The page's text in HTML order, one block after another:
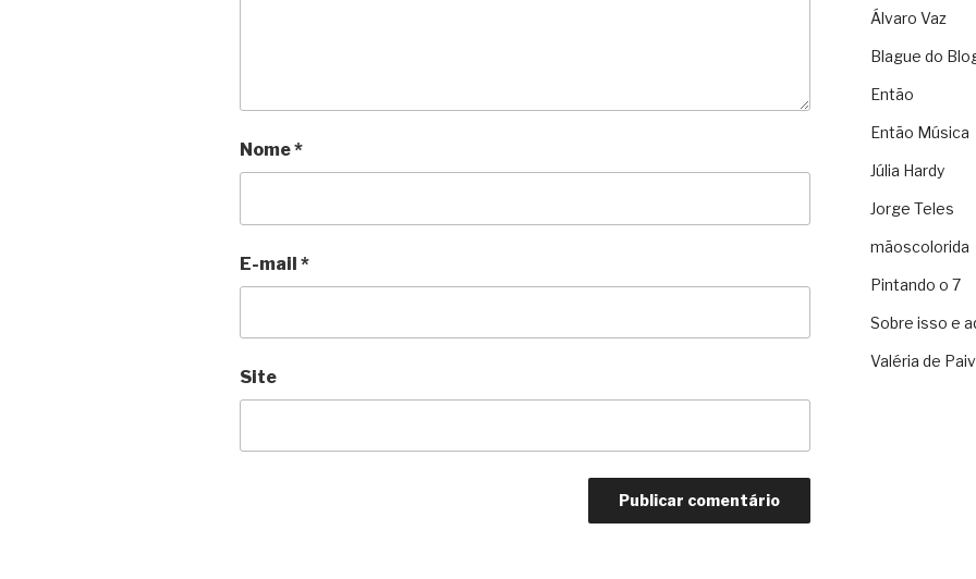
Nome*
E-mail *
Site
Álvaro Vaz
Blague do
Então
Então Música
Júlia Hardy
Jorge Teles
mãoscolorida
Pintando o 7
Sobre isso e
Valéria de